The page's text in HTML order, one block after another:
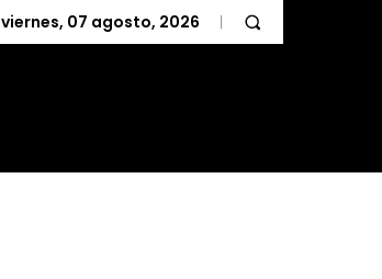
viernes, 07 agosto, 2026